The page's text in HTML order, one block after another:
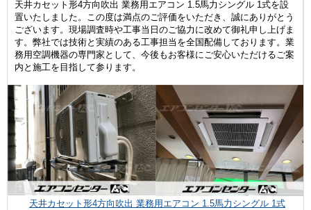
天井カセット形4方向吹出 業務用エアコン 1.5馬力シングル 1式を設
置いたしました。この度は満点のご評価をいただき、誠にありがとう
ございます。現場調査時や工事当日のご協力に改めて御礼申し上げま
す。弊社では技術と実績のある工事担当を全国配備しております。業
務用空調機器の専門家として、今後もお客様にご安心いただけるご案
内と施工を目指して参ります。
天井カセット形4方向吹出 業務用エアコン 1.5馬力シングル 1式